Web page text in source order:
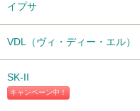
イプサ
VDL（ヴィ・ディー・エル）
キャンペーン中！
SK-II